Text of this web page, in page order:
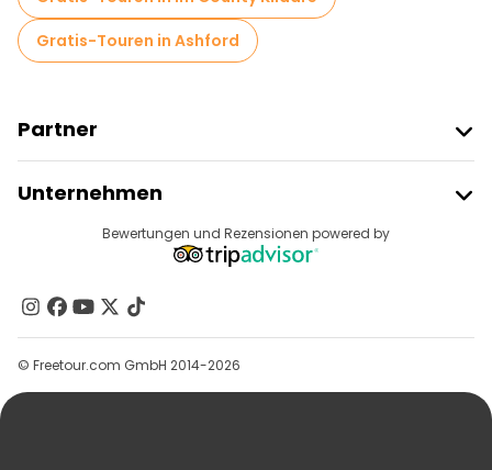
Gratis-Touren in Ashford
Partner
Anbieter-Anmeldung
Affiliate-Programm
Unternehmen
Reiseziele
Kontakt
Gruppen
Hilfe
Bewertungen und Rezensionen powered by
© Freetour.com GmbH 2014-2026